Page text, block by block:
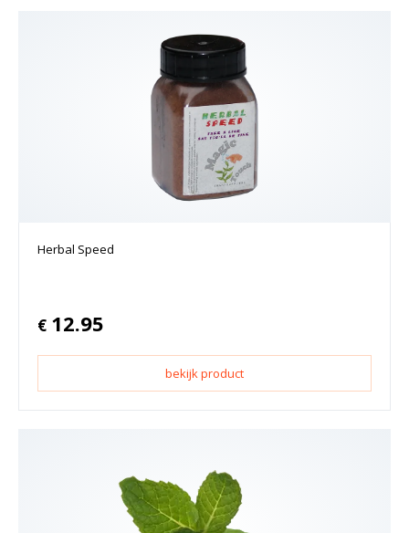
Herbal Speed
€ 12.95
bekijk product